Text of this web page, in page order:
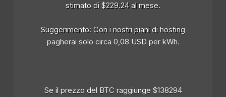
stimato di $229.24 al mese.
Suggerimento: Con i nostri piani di hosting
pagherai solo circa 0,08 USD per kWh.
Se il prezzo del BTC raggiunge $138294